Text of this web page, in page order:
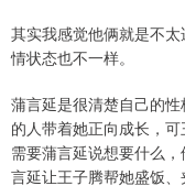
其实我感觉他俩就是不
情状态也不一样。
蒲言延是很清楚自己的
的人带着她正向成长，
需要蒲言延说想要什么
言延让王子腾帮她盛饭